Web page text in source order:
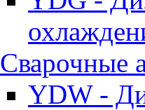
Cварочные
YDW -